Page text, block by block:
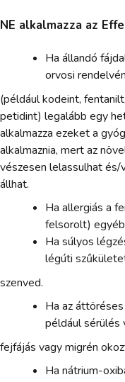
NE alkalmazza az
Ha állandó
orvosi
(például kodeint,
petidint) legalább egy
alkalmazza ezeket a
alkalmaznia, mert az
vészesen lelassulhat
állhat.
Ha allergiás a
felsorolt)
Ha súlyos
légúti
szenved.
Ha az
például sérülés
fejfájás vagy migrén
Ha nátrium-